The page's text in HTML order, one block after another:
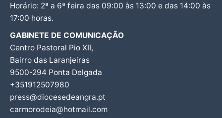
Horário: 2ª a 6ª feira das 09:00 às 13:00 e das 14:00 às
17:00 horas.
GABINETE DE COMUNICAÇÃO
Centro Pastoral Pio XII,
Bairro das Laranjeiras
9500-294 Ponta Delgada
+351912507980
press@diocesedeangra.pt
carmorodeia@hotmail.com